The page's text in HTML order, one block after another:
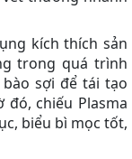
kích thích sản
trong quá trình
sợi để tái tạo
chiếu Plasma
biểu bì mọc tốt,